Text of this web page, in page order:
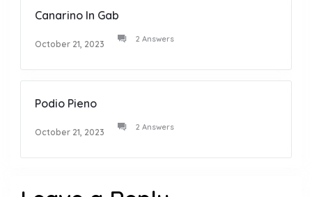
Canarino In Gab
October 21, 2023 2 Answers
Podio Pieno
October 21, 2023 2 Answers